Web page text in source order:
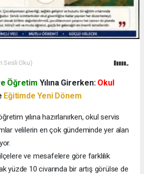
Sesli Oku)
Öğretim Yılına Girerken: Okul
Eğitimde Yeni Dönem
yılına hazırlanırken, okul servis
velilerin en çok gündeminde yer alan
ve mesafelere göre farklılık
yüzde 10 civarında bir artış görülse de